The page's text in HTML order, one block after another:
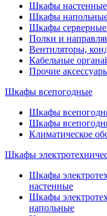
Шкафы
Шкафы
Шкафы серверные
Полки и
Вентиляторы,
Кабельные
Прочие
Шкафы всепогодные
Шкафы
Шкафы
Климатическое
Шкафы
Шкафы
настенные
Шкафы
напольные